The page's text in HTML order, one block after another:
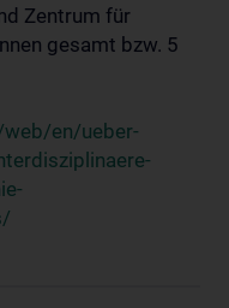
Zentrum für
gesamt bzw. 5
en/ueber-